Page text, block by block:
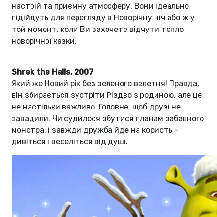
настрій та приємну атмосферу. Вони ідеально
підійдуть для перегляду в Новорічну ніч або ж у
той момент, коли Ви захочете відчути тепло
новорічної казки.
Shrek the Halls, 2007
Який же Новий рік без зеленого велетня! Правда,
він збирається зустріти Різдво з родиною, але це
не настільки важливо. Головне, щоб друзі не
завадили. Чи судилося збутися планам забавного
монстра, і завжди дружба йде на користь –
дивіться і веселіться від душі.